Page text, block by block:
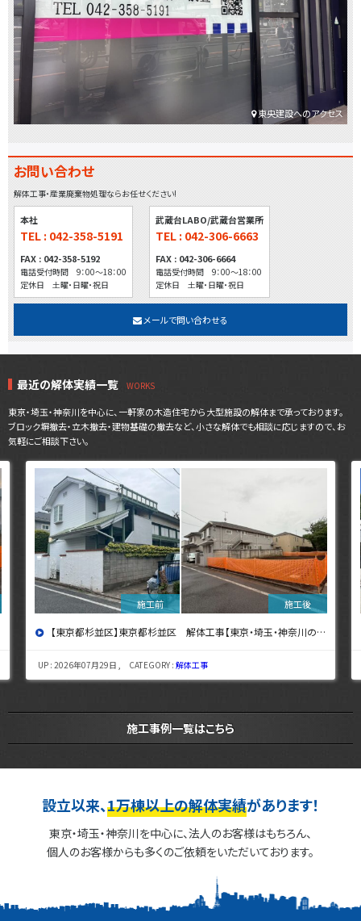
東央建設へのアクセス
お問い合わせ
解体工事・産業廃棄物処理ならお任せください!
本社
TEL : 042-358-5191
FAX : 042-358-5192
電話受付時間 9：00～18：00
定休日 土曜・日曜・祝日
武蔵台LABO/武蔵台営業所
TEL : 042-306-6663
FAX : 042-306-6664
電話受付時間 9：00～18：00
定休日 土曜・日曜・祝日
メールで問い合わせる
最近の解体実績一覧
東京・埼玉・神奈川を中心に、一軒家の木造住宅から大型施設の解体まで承っております。
ブロック塀撤去・立木撤去・建物基礎の撤去など、小さな解体でも相談に応じますので、お
気軽にご相談下さい。
【東京都杉並区】東京都杉並区 解体工事【東京・埼玉・神奈川の解体工事なら東央建設へ】
UP : 2026年07月29日 , CATEGORY :解体工事
施工事例一覧はこちら
設立以来、1万棟以上の解体実績があります！
東京・埼玉・神奈川を中心に、法人のお客様はもちろん、
個人のお客様からも多くのご依頼をいただいております。